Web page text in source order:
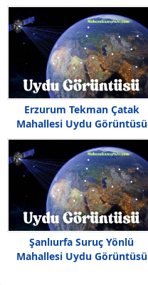
Erzurum Tekman Çatak
Mahallesi Uydu Görüntüsü
Haritası
Şanlıurfa Suruç Yönlü
Mahallesi Uydu Görüntüsü